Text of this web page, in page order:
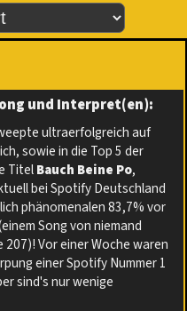
und Interpret(en):
ultraerfolgreich auf
sowie in die Top 5 der
TitelBauch Beine Po,
bei Spotify Deutschland
phänomenalen 83,7% vor
Song von niemand
Vor einer Woche waren
einer Spotify Nummer 1
sind's nur wenige